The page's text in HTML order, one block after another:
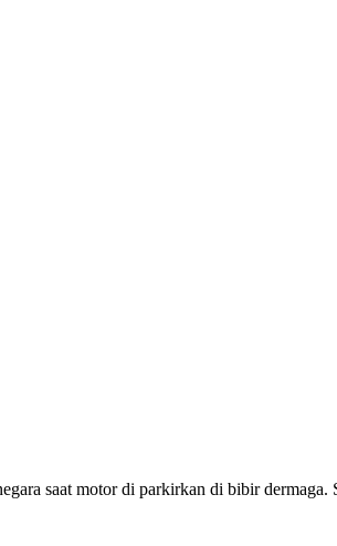
saat motor di parkirkan di bibir